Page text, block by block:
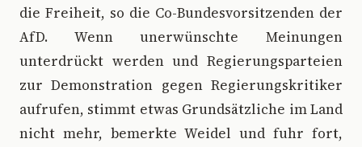
die Freiheit, so die Co-Bundesvorsitzenden der
AfD. Wenn unerwünschte Meinungen
unterdrückt werden und Regierungsparteien
zur Demonstration gegen Regierungskritiker
aufrufen, stimmt etwas Grundsätzliche im Land
nicht mehr, bemerkte Weidel und fuhr fort,